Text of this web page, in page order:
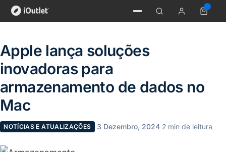
Apple lança soluções
inovadoras para
armazenamento de dados no
Mac
NOTÍCIAS E ATUALIZAÇÕES ·3 Dezembro, 2024·2 min de leitura